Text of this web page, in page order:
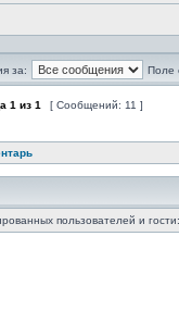
за: Поле
1 из 1 [ Сообщений: 11 ]
пользователей и